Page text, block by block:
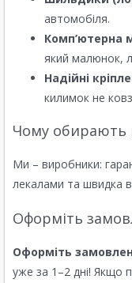
автомобіля.
Комп’ютерна
який малюнок,
Надійні
килимок не
Чому обирають
Ми – виробники:
лекалами та швидка
Оформіть
Оформіть
уже за 1–2 дні! Якщо